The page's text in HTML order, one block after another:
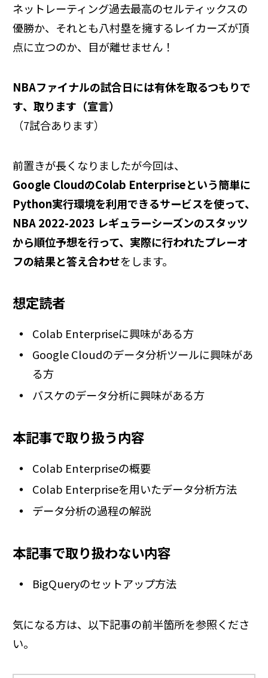
ネットレーティング過去最高のセルティックスの
優勝か、それとも八村塁を擁するレイカーズが頂
点に立つのか、目が離せません！
NBAファイナルの試合日には有休を取るつもりで
す、取ります（宣言）
（7試合あります）
前置きが長くなりましたが今回は、
Google CloudのColab Enterpriseという簡単に
Python実行環境を利用できるサービスを使って、
NBA 2022-2023 レギュラーシーズンのスタッツ
から順位予想を行って、実際に行われたプレーオ
フの結果と答え合わせをします。
想定読者
Colab Enterpriseに興味がある方
Google Cloudのデータ分析ツールに興味があ
る方
バスケのデータ分析に興味がある方
本記事で取り扱う内容
Colab Enterpriseの概要
Colab Enterpriseを用いたデータ分析方法
データ分析の過程の解説
本記事で取り扱わない内容
BigQueryのセットアップ方法
気になる方は、以下記事の前半箇所を参照くださ
い。